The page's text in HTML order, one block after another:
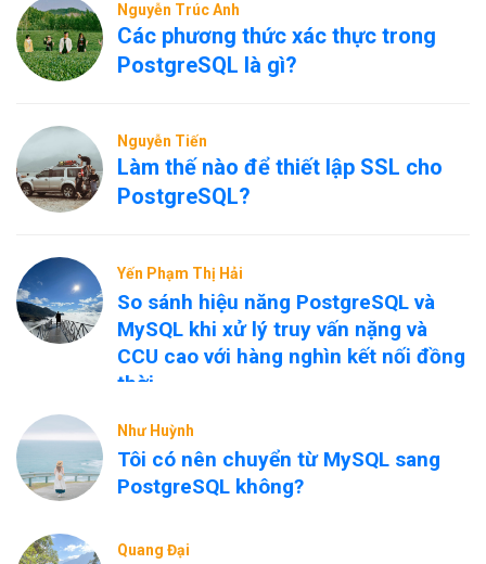
Nguyễn Trúc Anh
Các phương thức xác thực trong
PostgreSQL là gì?
Nguyễn Tiến
Làm thế nào để thiết lập SSL cho
PostgreSQL?
Yến Phạm Thị Hải
So sánh hiệu năng PostgreSQL và
MySQL khi xử lý truy vấn nặng và
CCU cao với hàng nghìn kết nối đồng
thời
Như Huỳnh
Tôi có nên chuyển từ MySQL sang
PostgreSQL không?
Quang Đại